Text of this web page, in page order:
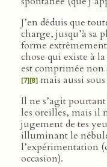
J’en déduis que
charge, jusqu’à sa
forme
chose qui existe à
est comprimée non
[7][8] mais aussi
Il ne s’agit
les oreilles, mais il
jugement de tes
illuminant le
l’expérimentation
occasion).